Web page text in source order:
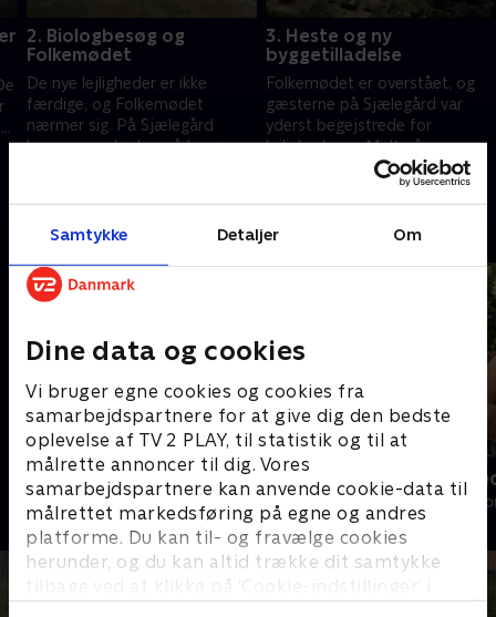
Samtykke Detaljer Om
Dine data og cookies
Vi bruger egne cookies og cookies fra
samarbejdspartnere for at give dig den bedste
oplevelse af TV 2 PLAY, til statistik og til at
målrette annoncer til dig. Vores
samarbejdspartnere kan anvende cookie-data til
målrettet markedsføring på egne og andres
platforme. Du kan til- og fravælge cookies
herunder, og du kan altid trække dit samtykke
tilbage ved at klikke på ’Cookie-indstillinger’ i
2. Biologbesøg og
Folkemødet
De nye lejligheder er ikke
færdige, og Folkemødet
nærmer sig. På Sjælegård
kommer en biolog på besøg,
landbrugsland
3. Heste og ny
byggetilladelse
Folkemødet er overstået, og
gæsterne på Sjælegård var
yderst begejstrede for
lejlighederne. Midt på
sommeren kommer der nye
beboere på gården, nemlig tre
heste.
7. marts 2024 • 28 min
Andre så også
Vild, smuk, farlig
Livsstil • 1 sæsoner
Sommer
Livsstil • 4